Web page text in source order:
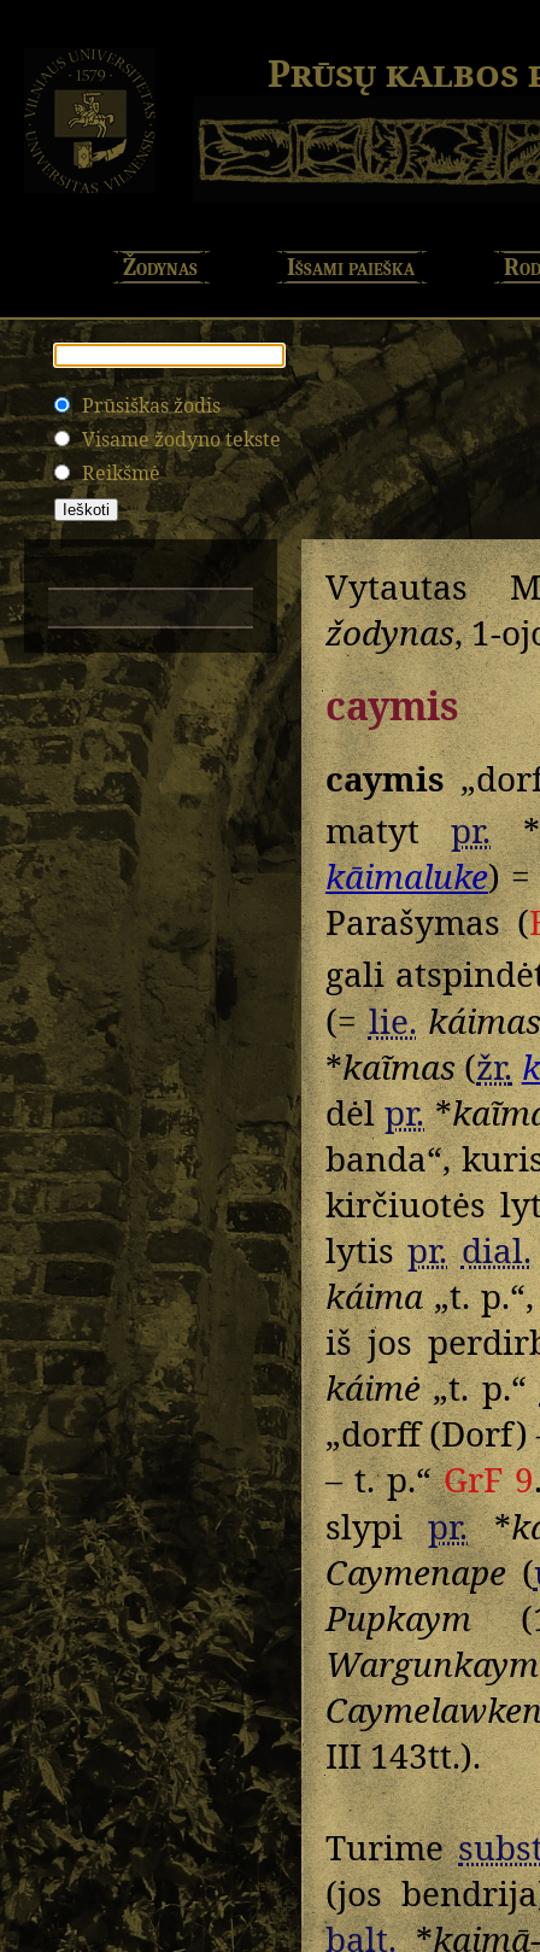
Prūsų kalbos
Žodynas Išsami paieška
Prūsiškas žodis
Visame žodyno tekste
Reikšmė
Vytautas
žodynas, 1-
caymis
caymis
matytpr.*
kāimaluke)
Parašymas (
gali
(=lie.
*kaĩmas(žr.
dėlpr.*
banda“,
kirčiuotės
lytispr. dial.
káima„t.
iš jos
káimė„t. p.“
„dorff (Dorf)
–t. p.“GrF 9
slypipr.*
Caymenape(
Pupkaym
Wargunkaym
III 143tt.).
Turime
(jos
balt.*